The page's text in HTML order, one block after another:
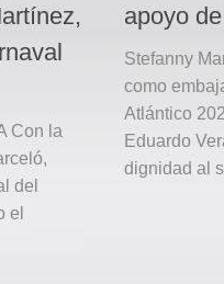
Con la
del
el
apoyo
Stefanny
como
Atlántico
Eduardo
dignidad al